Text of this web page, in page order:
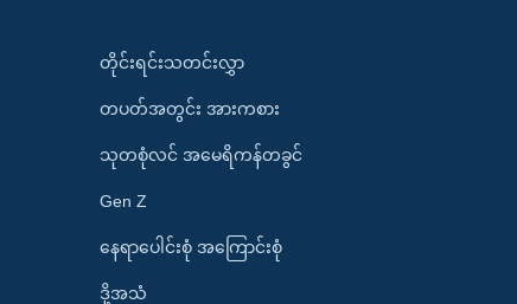
တိုင်းရင်းသတင်းလွှာ
တပတ်အတွင်း အားကစား
သုတစုံလင် အမေရိကန်တခွင်
Gen Z
နေရာပေါင်းစုံ အကြောင်းစုံ
ဒို့အသံ